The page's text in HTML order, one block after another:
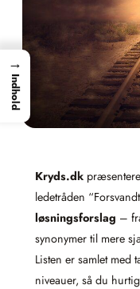
Kryds.dk
ledetråden
løsningsforslag –
synonymer til mere
Listen er samlet med
niveauer, så du
→
Indhold